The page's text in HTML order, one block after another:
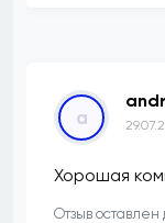
a
Хорошая
Отзыв оставлен